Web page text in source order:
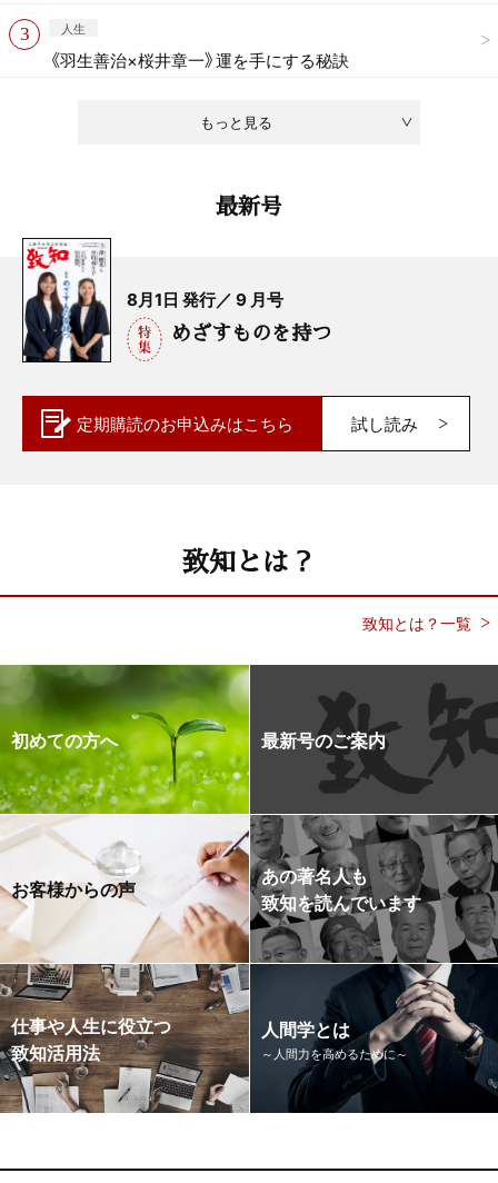
もっと見る
人生
《羽生善治×桜井章一》運を手にする秘訣
最新号
8月1日 発行／ 9 月号
めざすものを持つ
定期購読のお申込みはこちら 試し読み
致知とは？
致知とは？一覧
初めての方へ 最新号のご案内
お客様からの声
あの著名人も
致知を読んでいます
仕事や人生に役立つ
致知活用法
人間学とは
～人間力を高めるために～